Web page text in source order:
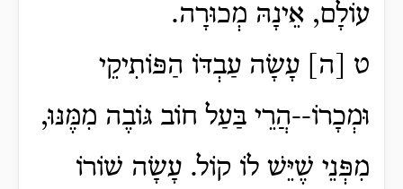
עוֹלָם, אֵינָהּ מְכוּרָה.
ט [ה] עָשָׂה עַבְדּוֹ הַפּוֹתִיקֵי
וּמְכָרוֹ--הֲרֵי בַּעַל חוֹב גּוֹבֶה מִמֶּנּוּ,
מִפְּנֵי שֶׁיֵּשׁ לוֹ קוֹל. עָשָׂה שׁוֹרוֹ